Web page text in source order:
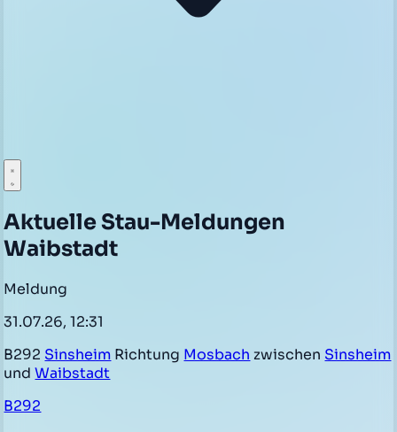
Aktuelle Stau-Meldungen
Waibstadt
Meldung
31.07.26, 12:31
B292 Sinsheim Richtung Mosbach zwischen Sinsheim
undWaibstadt
B292